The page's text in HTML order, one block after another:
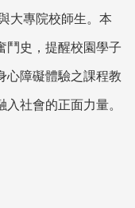
大專院校師生。本
鬥史，提醒校園學子
心障礙體驗之課程教
社會的正面力量。